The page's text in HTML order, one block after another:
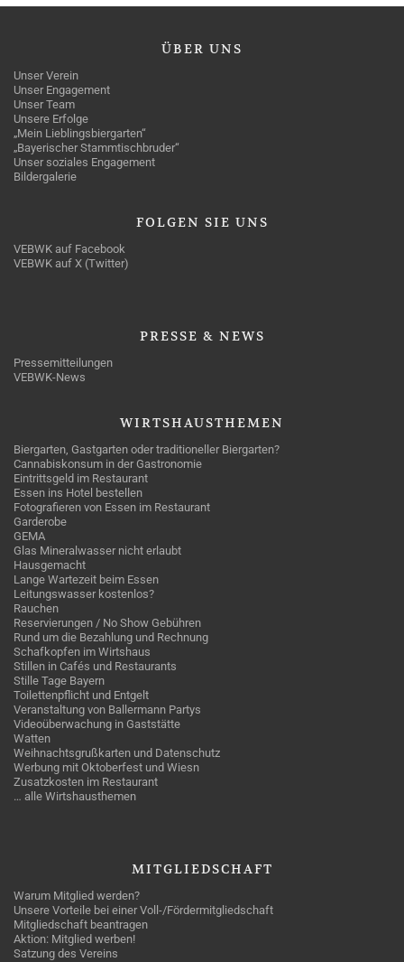
ÜBER UNS
Unser Verein
Unser Engagement
Unser Team
Unsere Erfolge
„Mein Lieblingsbiergarten“
„Bayerischer Stammtischbruder“
Unser soziales Engagement
Bildergalerie
FOLGEN SIE UNS
VEBWK auf Facebook
VEBWK auf X (Twitter)
PRESSE & NEWS
Pressemitteilungen
VEBWK-News
WIRTSHAUSTHEMEN
Biergarten, Gastgarten oder traditioneller Biergarten?
Cannabiskonsum in der Gastronomie
Eintrittsgeld im Restaurant
Essen ins Hotel bestellen
Fotografieren von Essen im Restaurant
Garderobe
GEMA
Glas Mineralwasser nicht erlaubt
Hausgemacht
Lange Wartezeit beim Essen
Leitungswasser kostenlos?
Rauchen
Reservierungen / No Show Gebühren
Rund um die Bezahlung und Rechnung
Schafkopfen im Wirtshaus
Stillen in Cafés und Restaurants
Stille Tage Bayern
Toilettenpflicht und Entgelt
Veranstaltung von Ballermann Partys
Videoüberwachung in Gaststätte
Watten
Weihnachtsgrußkarten und Datenschutz
Werbung mit Oktoberfest und Wiesn
Zusatzkosten im Restaurant
… alle Wirtshausthemen
MITGLIEDSCHAFT
Warum Mitglied werden?
Unsere Vorteile bei einer Voll-/Fördermitgliedschaft
Mitgliedschaft beantragen
Aktion: Mitglied werben!
Satzung des Vereins